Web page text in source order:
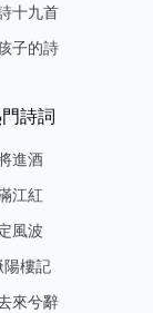
十九首
子的詩
詩詞
進酒
江紅
風波
陽樓記
來兮辭